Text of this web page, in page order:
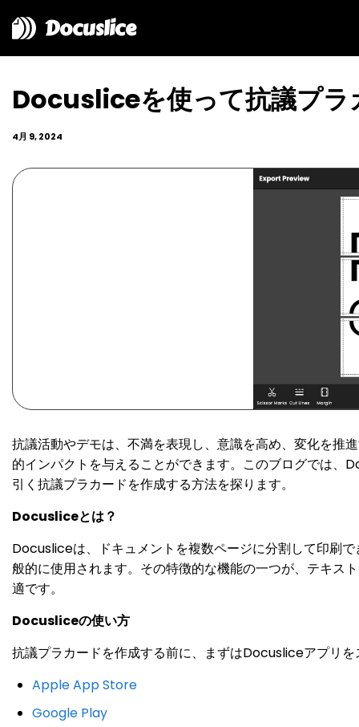
Docuslice
Docusliceを使って抗議プラ
4月 9, 2024
抗議活動やデモは、不満を表現し、意識を高め、変化を推
的インパクトを与えることができます。このブログでは
引く抗議プラカードを作成する方法を探ります。
Docusliceとは？
Docusliceは、ドキュメントを複数ページに分割して印刷
般的に使用されます。その特徴的な機能の一つが、テキス
適です。
Docusliceの使い方
抗議プラカードを作成する前に、まずはDocusliceアプリ
Apple App Store
Google Play